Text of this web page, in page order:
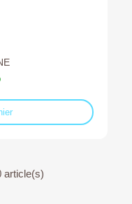
article(s)